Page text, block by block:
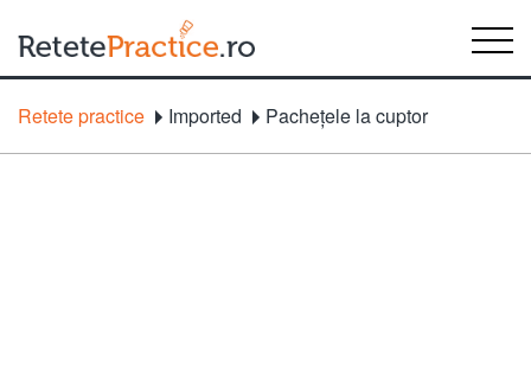
Retete practice Imported Pacheţele la cuptor